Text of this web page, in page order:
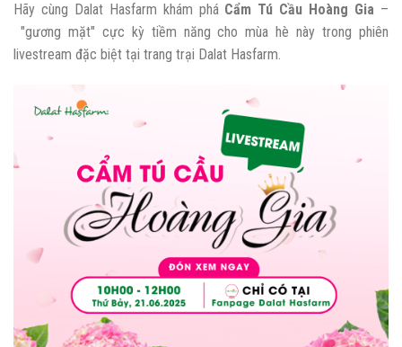
Hãy cùng Dalat Hasfarm khám phá Cẩm Tú Cầu Hoàng Gia –
"gương mặt" cực kỳ tiềm năng cho mùa hè này trong phiên
livestream đặc biệt tại trang trại Dalat Hasfarm.